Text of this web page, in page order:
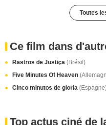
Toutes
Ce film dans
Rastros de Justiça (Brésil)
Five Minutes Of Heaven
Cinco minutos de gloria
Top actus ciné de